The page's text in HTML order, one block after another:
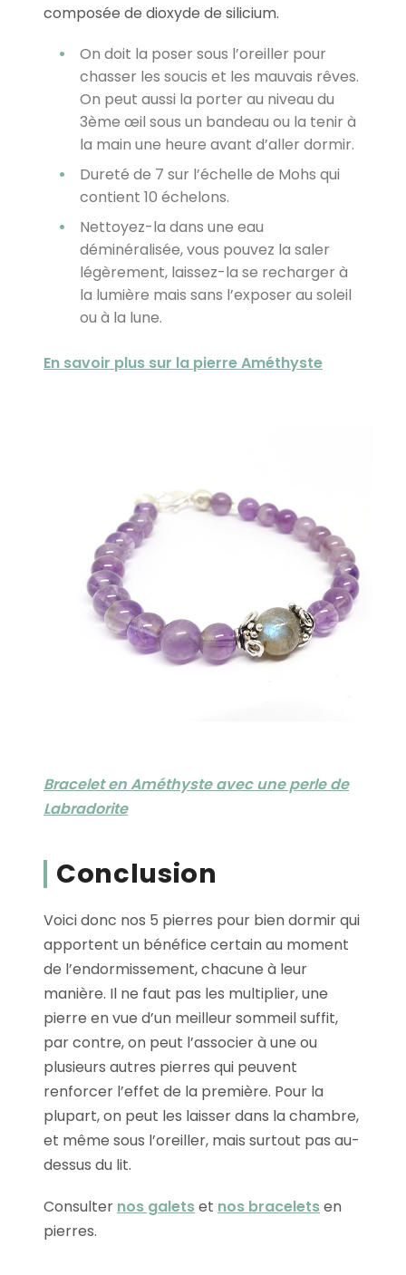
composée de dioxyde de silicium.
On doit la poser sous l’oreiller pour
chasser les soucis et les mauvais rêves.
On peut aussi la porter au niveau du
3ème œil sous un bandeau ou la tenir à
la main une heure avant d’aller dormir.
Dureté de 7 sur l’échelle de Mohs qui
contient 10 échelons.
Nettoyez-la dans une eau
déminéralisée, vous pouvez la saler
légèrement, laissez-la se recharger à
la lumière mais sans l’exposer au soleil
ou à la lune.
En savoir plus sur la pierre Améthyste
Bracelet en Améthyste avec une perle de
Labradorite
Conclusion
Voici donc nos 5 pierres pour bien dormir qui
apportent un bénéfice certain au moment
de l’endormissement, chacune à leur
manière. Il ne faut pas les multiplier, une
pierre en vue d’un meilleur sommeil suffit,
par contre, on peut l’associer à une ou
plusieurs autres pierres qui peuvent
renforcer l’effet de la première. Pour la
plupart, on peut les laisser dans la chambre,
et même sous l’oreiller, mais surtout pas au-
dessus du lit.
Consulter nos galetset nos braceletsen
pierres.